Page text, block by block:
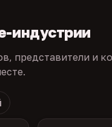
индустрии
представители и